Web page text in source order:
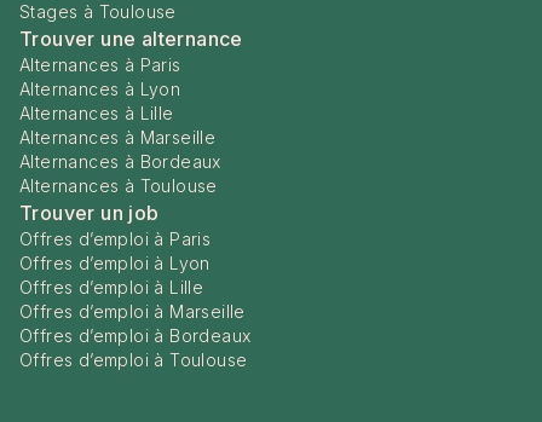
Stages à Toulouse
Trouver une alternance
Alternances à Paris
Alternances à Lyon
Alternances à Lille
Alternances à Marseille
Alternances à Bordeaux
Alternances à Toulouse
Trouver un job
Offres d’emploi à Paris
Offres d’emploi à Lyon
Offres d’emploi à Lille
Offres d’emploi à Marseille
Offres d’emploi à Bordeaux
Offres d’emploi à Toulouse